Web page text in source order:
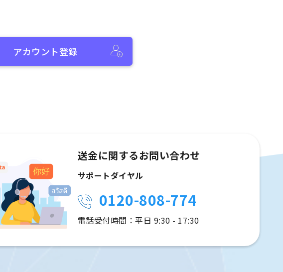
アカウント登録
送金に関するお問い合わせ
サポートダイヤル
0120-808-774
電話受付時間：平日 9:30 - 17:30